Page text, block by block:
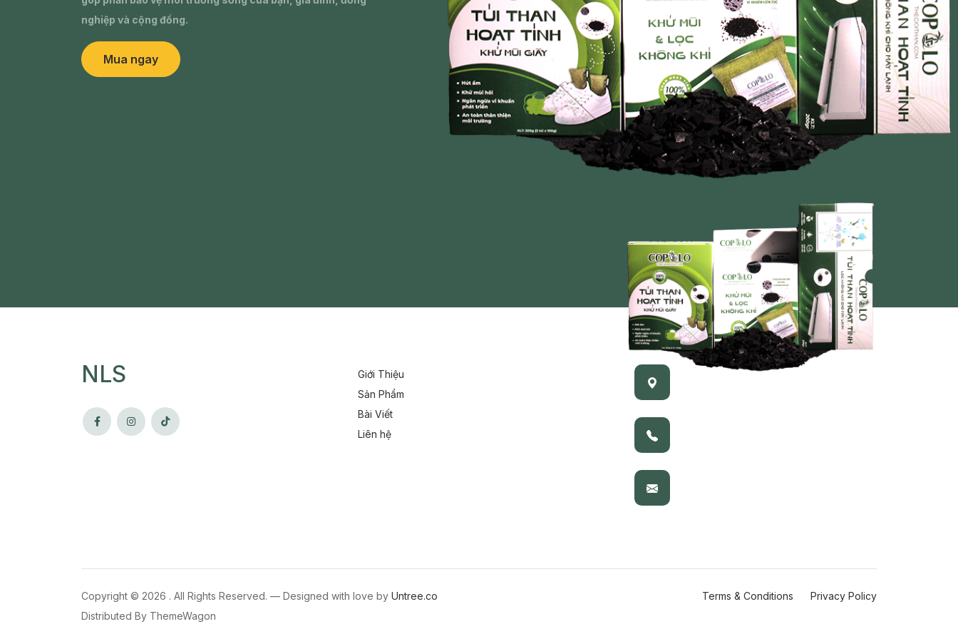
nghiệp và cộng đồng.
Mua ngay
NLS
Giới Thiệu
Sản Phẩm
Bài Viết
Liên hệ
Copyright © 2026 . All Rights Reserved. — Designed with love by Untree.co
Distributed By ThemeWagon
Terms & Conditions Privacy Policy